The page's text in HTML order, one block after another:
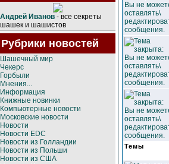
Андрей Иванов - все секреты
шашек и шашистов
Рубрики новостей
Шашечный мир
Чекерс
Горбыли
Мнения...
Информация
Книжные новинки
Компьютерные новости
Московские новости
Новости
Новости EDC
Новости из Голландии
Новости из Польши
Новости из США
Темы